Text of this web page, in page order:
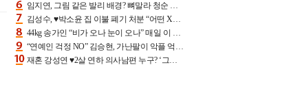
임지연, 그림 같은 발리 배경? 뼈말라 청순 비키니 핏에 상대 안 되네
김성수, ♥박소윤 집 이불 폐기 처분 “어떤 X이랑 썼을지 몰라” 질투(신랑수업2)[어제TV]
44kg 송가인 “비가 오나 눈이 오나” 매일 이 운동, 허벅지 근육량 상승+체지방 감소
“연예인 걱정 NO” 김승현, 가난팔이 악플 억울할만‥아내+딸과 日 여행
재혼 강성연 ♥2살 연하 의사남편 누구? ‘그알’ 자문의에 훈남 비주얼 초엘리트 스펙 [종합]